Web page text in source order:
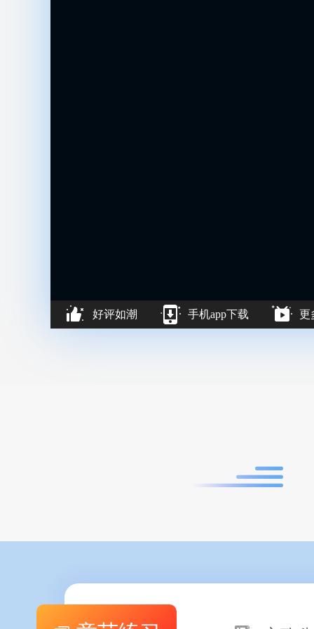
好评如潮 手机app下载 更